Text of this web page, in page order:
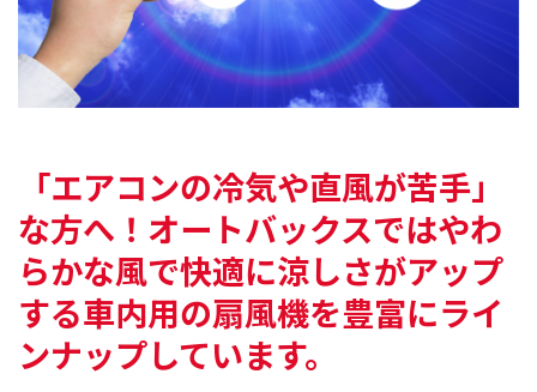
「エアコンの冷気や直風が苦手」
な方へ！ オートバックスではやわ
らかな風で快適に涼しさがアップ
する車内用の扇風機を豊富にライ
ンナップしています。